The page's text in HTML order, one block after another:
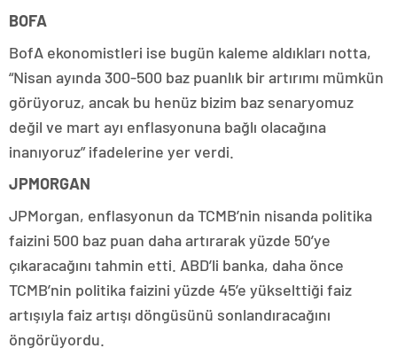
BOFA
BofA ekonomistleri ise bugün kaleme aldıkları notta,
“Nisan ayında 300-500 baz puanlık bir artırımı mümkün
görüyoruz, ancak bu henüz bizim baz senaryomuz
değil ve mart ayı enflasyonuna bağlı olacağına
inanıyoruz” ifadelerine yer verdi.
JPMORGAN
JPMorgan, enflasyonun da TCMB’nin nisanda politika
faizini 500 baz puan daha artırarak yüzde 50’ye
çıkaracağını tahmin etti. ABD’li banka, daha önce
TCMB’nin politika faizini yüzde 45’e yükselttiği faiz
artışıyla faiz artışı döngüsünü sonlandıracağını
öngörüyordu.